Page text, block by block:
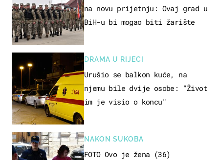
na novu prijetnju: Ovaj grad u
BiH-u bi mogao biti žarište
DRAMA U RIJECI
Urušio se balkon kuće, na
njemu bile dvije osobe: "Život
im je visio o koncu"
NAKON SUKOBA
FOTO Ovo je žena (36)